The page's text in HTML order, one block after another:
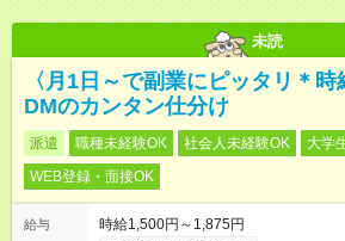
未読
〈月1日～で副業にピッタリ＊時
DMのカンタン仕分け
派遣 職種未経験OK 社会人未経験OK 大学
WEB登録・面接OK
給与
時給1,500円～1,875円